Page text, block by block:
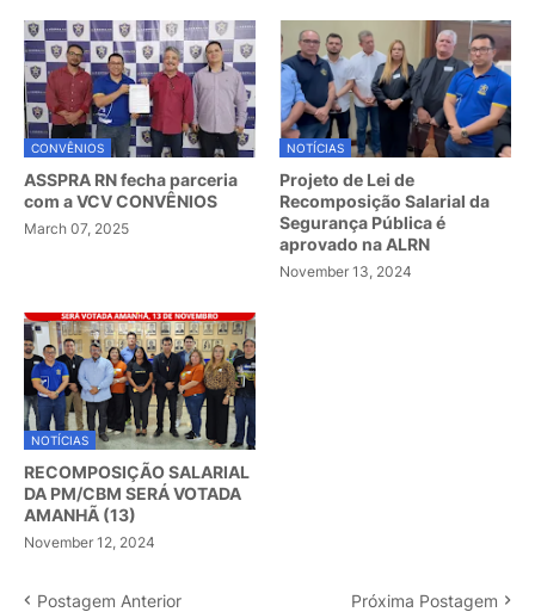
CONVÊNIOS
ASSPRA RN fecha parceria
com a VCV CONVÊNIOS
March 07, 2025
NOTÍCIAS
Projeto de Lei de
Recomposição Salarial da
Segurança Pública é
aprovado na ALRN
November 13, 2024
NOTÍCIAS
RECOMPOSIÇÃO SALARIAL
DA PM/CBM SERÁ VOTADA
AMANHÃ (13)
November 12, 2024
Postagem Anterior Próxima Postagem